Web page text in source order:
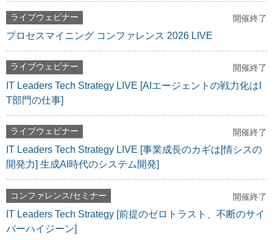
ライブウェビナー 開催終了
プロセスマイニング コンファレンス 2026 LIVE
ライブウェビナー 開催終了
IT Leaders Tech Strategy LIVE [AIエージェントの戦力化はI
T部門の仕事]
ライブウェビナー 開催終了
IT Leaders Tech Strategy LIVE [事業成長のカギは[情シスの
開発力] 生成AI時代のシステム開発]
コンファレンス/セミナー 開催終了
IT Leaders Tech Strategy [前提のゼロトラスト、不断のサイ
バーハイジーン]